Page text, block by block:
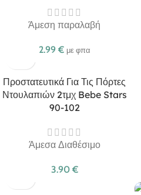
Άμεση παραλαβή
2.99 € με φπα
Προστατευτικά Για Τις Πόρτες
Ντουλαπιών 2τμχ Bebe Stars
90-102
Άμεσα Διαθέσιμο
3.90 €